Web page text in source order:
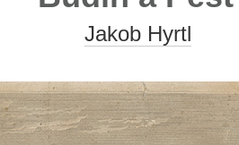
Jakob Hyrtl